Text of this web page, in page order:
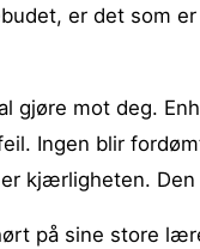
er det som
gjøre mot deg.
Ingen blir
kjærligheten.
på sine store